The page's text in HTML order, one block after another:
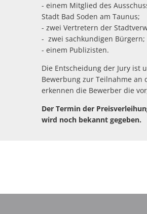
- einem Mitglied des
Stadt Bad Soden am Taunus;
- zwei Vertretern der
- zwei sachkundigen Bürgern;
- einem Publizisten.
Die Entscheidung der Jury ist
Bewerbung zur Teilnahme an
erkennen die Bewerber die
Der Termin der
wird noch bekannt gegeben.